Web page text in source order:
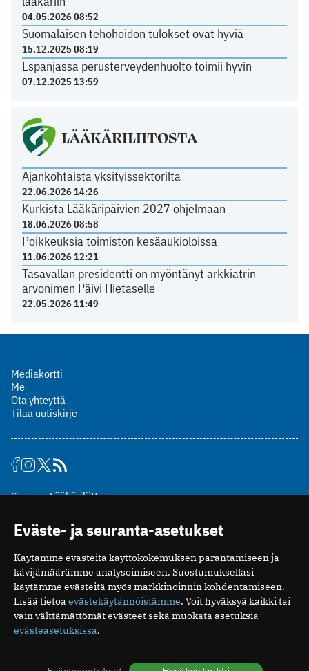
04.05.2026 08:52
Suomalaisen tehohoidon tulokset ovat hyviä
15.12.2025 08:19
Espanjassa perusterveydenhuolto toimii hyvin
07.12.2025 13:59
LÄÄKÄRILIITOSTA
Ajankohtaista yksityissektorilta
22.06.2026 14:26
Kurkista Lääkäripäivien 2027 ohjelmaan
18.06.2026 08:58
Poikkeuksia toimiston kesäaukioloissa
11.06.2026 12:21
Tasavallan presidentti on myöntänyt arkkiatrin
arvonimen Päivi Hietaselle
22.05.2026 11:49
Mediakortti
Me
Ota yhteyttä
Tilaa uutiskirje
Suomen Lääkäriliitto
00510 Helsinki
puh. (09) 393 091
toimitus@potilaanlaakarilehti.fi
ISSN 2323-9476
Eväste- ja seuranta-asetukset
Käytämme evästeitä käyttökokemuksen parantamiseen ja
kävijämäärämme analysoimiseen. Suostumuksellasi
käytämme evästeitä myös markkinoinnin kohdentamiseen.
Lisää tietoa evästekäytännöistämme. Voit hyväksyä kaikki tai
vain välttämättömät evästeet sekä muokata asetuksia
evästeasetuksissa.